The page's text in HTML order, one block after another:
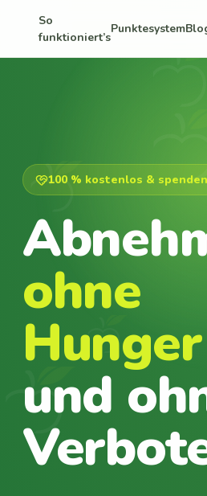
So
funktioniert’s
Punktesystem
100 % kostenlos &
ohne
Hunger
und